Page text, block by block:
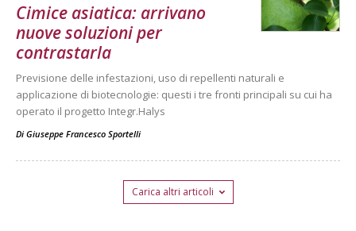
Cimice asiatica: arrivano
nuove soluzioni per
contrastarla
Previsione delle infestazioni, uso di repellenti naturali e
applicazione di biotecnologie: questi i tre fronti principali su cui ha
operato il progetto Integr.Halys
Di Giuseppe Francesco Sportelli
Carica altri articoli